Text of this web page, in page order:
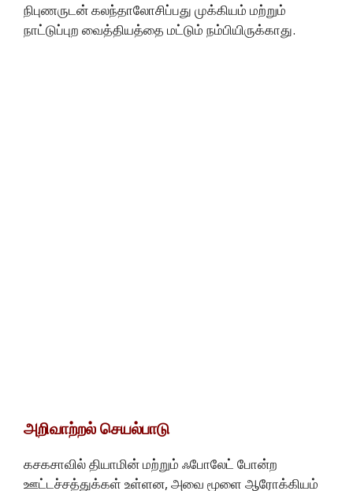
நிபுணருடன் கலந்தாலோசிப்பது முக்கியம் மற்றும்
நாட்டுப்புற வைத்தியத்தை மட்டும் நம்பியிருக்காது.
அறிவாற்றல் செயல்பாடு
கசகசாவில் தியாமின் மற்றும் ஃபோலேட் போன்ற
ஊட்டச்சத்துக்கள் உள்ளன, அவை மூளை ஆரோக்கியம்